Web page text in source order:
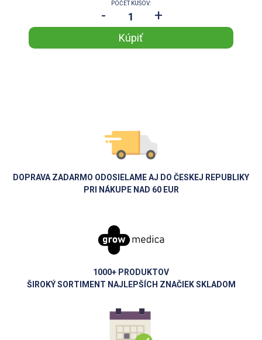
POČET KUSOV:
- +
DOPRAVA ZADARMO ODOSIELAME AJ DO ČESKEJ REPUBLIKY
PRI NÁKUPE NAD 60 EUR
1000+ PRODUKTOV
ŠIROKÝ SORTIMENT NAJLEPŠÍCH ZNAČIEK SKLADOM